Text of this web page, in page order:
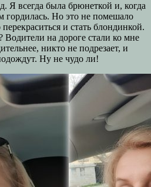
Я всегда была брюнеткой и, когда
гордилась. Но это не помешало
и стать блондинкой.
Водители на дороге стали ко мне
никто не подрезает, и
Ну не чудо ли!